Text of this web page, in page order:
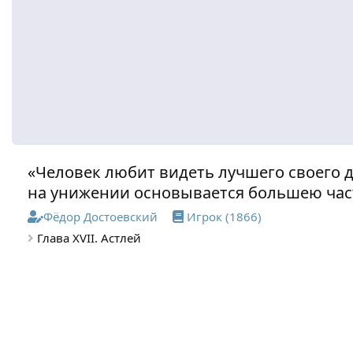
«Человек любит видеть лучшего своего
на унижении основывается большею
Фёдор Достоевский
Игрок (1866)
Глава XVII. Астлей